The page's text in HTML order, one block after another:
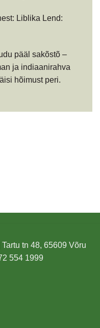
Liblika Lend:
pääl sakõstõ –
ja indiaanirahva
hõimust peri.
tn 48, 65609 Võru
554 1999